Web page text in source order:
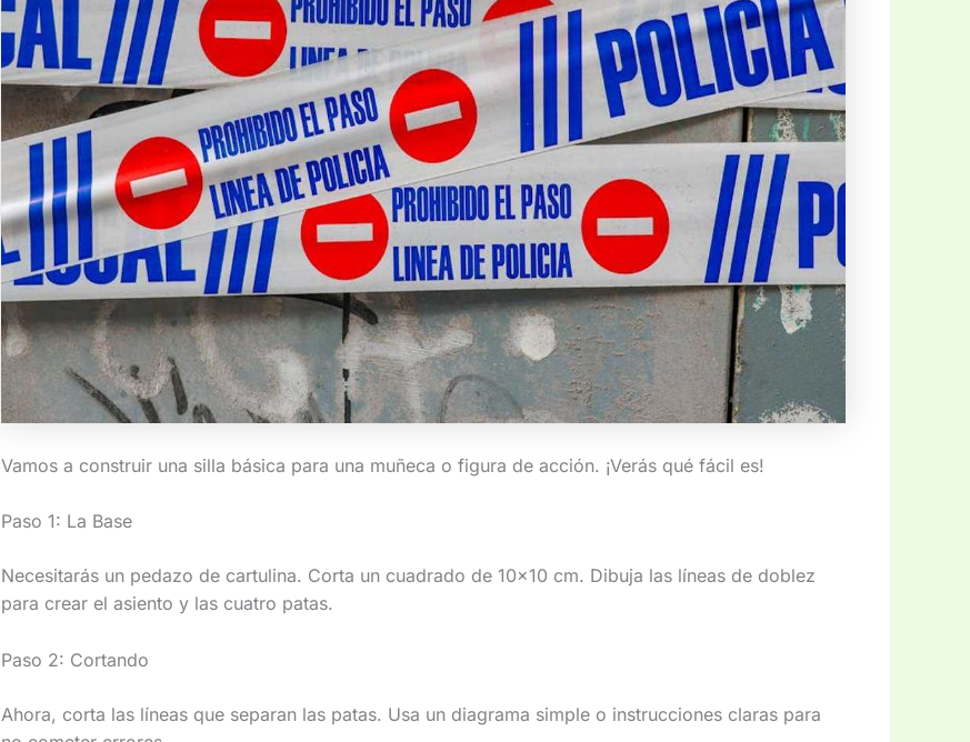
Vamos a construir una silla básica para una muñeca o figura de acción. ¡Verás qué fácil es!
Paso 1: La Base
Necesitarás un pedazo de cartulina. Corta un cuadrado de 10×10 cm. Dibuja las líneas de doblez
para crear el asiento y las cuatro patas.
Paso 2: Cortando
Ahora, corta las líneas que separan las patas. Usa un diagrama simple o instrucciones claras para